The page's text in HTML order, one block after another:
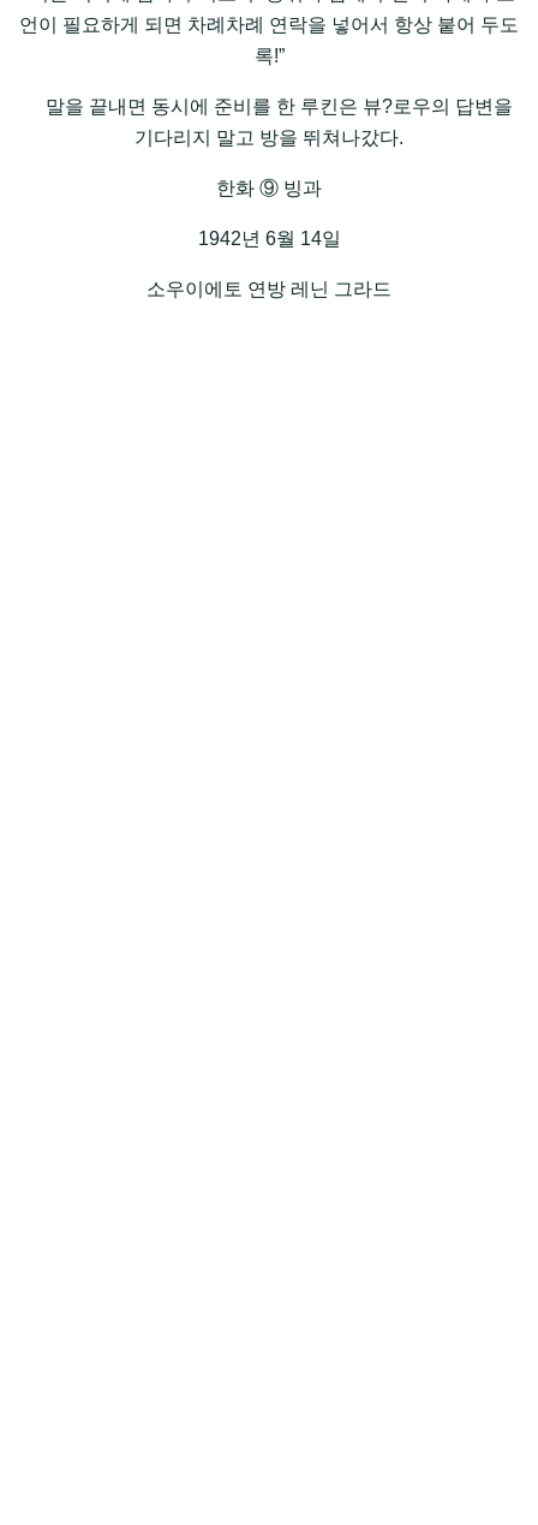
언이 필요하게 되면 차례차례 연락을 넣어서 항상 붙어 두도
록!”
말을 끝내면 동시에 준비를 한 루킨은 뷰?로우의 답변을
기다리지 말고 방을 뛰쳐나갔다.
한화 ⑨ 빙과
1942년 6월 14일
소우이에토 연방 레닌 그라드